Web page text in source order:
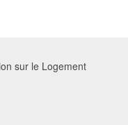
sur le Logement